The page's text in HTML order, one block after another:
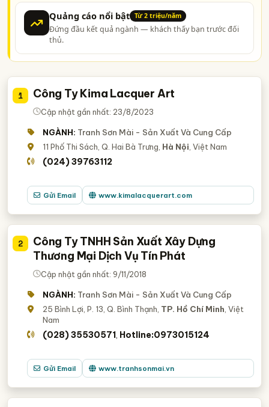
Quảng cáo nổi bật Từ 2 triệu/năm
Đứng đầu kết quả ngành — khách thấy bạn trước đối
thủ.
1 Công Ty Kima Lacquer Art
Cập nhật gần nhất: 23/8/2023
NGÀNH: Tranh Sơn Mài - Sản Xuất Và Cung Cấp
11 Phố Thi Sách, Q. Hai Bà Trưng, Hà Nội , Việt Nam
(024) 39763112
Gửi Email www.kimalacquerart.com
2
Công Ty TNHH Sản Xuất Xây Dựng
Thương Mại Dịch Vụ Tín Phát
Cập nhật gần nhất: 9/11/2018
NGÀNH: Tranh Sơn Mài - Sản Xuất Và Cung Cấp
25 Bình Lợi, P. 13, Q. Bình Thạnh, TP. Hồ Chí Minh , Việt
Nam
(028) 35530571 Hotline:0973015124
Gửi Email www.tranhsonmai.vn